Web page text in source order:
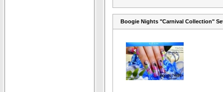
Boogie Nights "Carnival Collection"